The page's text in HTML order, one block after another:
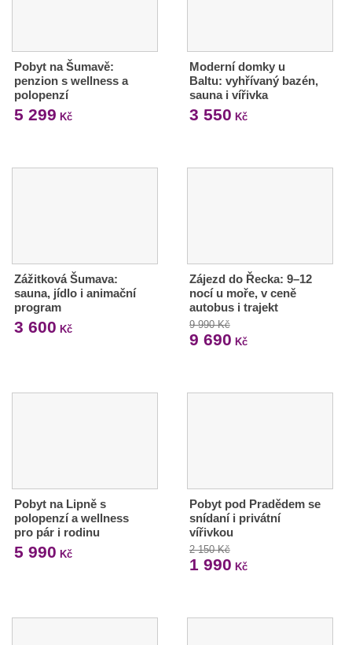
Pobyt na Šumavě:
penzion s wellness a
polopenzí
5 299 Kč
Moderní domky u
Baltu: vyhřívaný bazén,
sauna i vířivka
3 550 Kč
Zážitková Šumava:
sauna, jídlo i animační
program
3 600 Kč
Zájezd do Řecka: 9–12
nocí u moře, v ceně
autobus i trajekt
9 990 Kč
9 690 Kč
Pobyt na Lipně s
polopenzí a wellness
pro pár i rodinu
5 990 Kč
Pobyt pod Pradědem se
snídaní i privátní
vířivkou
2 150 Kč
1 990 Kč